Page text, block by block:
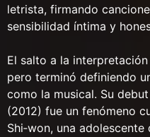
letrista, firmando
sensibilidad íntima y
El salto a la
pero terminó definiendo
como la musical. Su
(2012) fue un fenómeno
Shi‑won, una